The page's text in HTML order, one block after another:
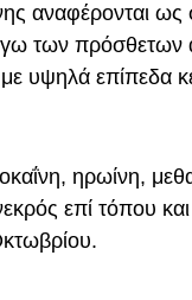
αναφέρονται
των πρόσθετων
υψηλά επίπεδα
ηρωίνη,
επί τόπου και